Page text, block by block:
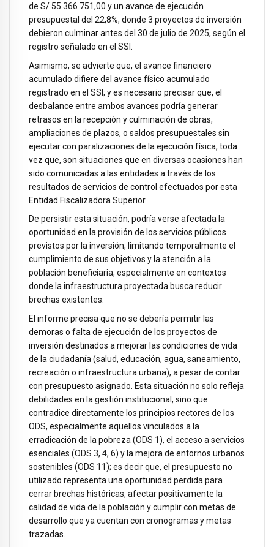
de S/ 55 366 751,00 y un avance de ejecución
presupuestal del 22,8%, donde 3 proyectos de inversión
debieron culminar antes del 30 de julio de 2025, según el
registro señalado en el SSI.
Asimismo, se advierte que, el avance financiero
acumulado difiere del avance físico acumulado
registrado en el SSI; y es necesario precisar que, el
desbalance entre ambos avances podría generar
retrasos en la recepción y culminación de obras,
ampliaciones de plazos, o saldos presupuestales sin
ejecutar con paralizaciones de la ejecución física, toda
vez que, son situaciones que en diversas ocasiones han
sido comunicadas a las entidades a través de los
resultados de servicios de control efectuados por esta
Entidad Fiscalizadora Superior.
De persistir esta situación, podría verse afectada la
oportunidad en la provisión de los servicios públicos
previstos por la inversión, limitando temporalmente el
cumplimiento de sus objetivos y la atención a la
población beneficiaria, especialmente en contextos
donde la infraestructura proyectada busca reducir
brechas existentes.
El informe precisa que no se debería permitir las
demoras o falta de ejecución de los proyectos de
inversión destinados a mejorar las condiciones de vida
de la ciudadanía (salud, educación, agua, saneamiento,
recreación o infraestructura urbana), a pesar de contar
con presupuesto asignado. Esta situación no solo refleja
debilidades en la gestión institucional, sino que
contradice directamente los principios rectores de los
ODS, especialmente aquellos vinculados a la
erradicación de la pobreza (ODS 1), el acceso a servicios
esenciales (ODS 3, 4, 6) y la mejora de entornos urbanos
sostenibles (ODS 11); es decir que, el presupuesto no
utilizado representa una oportunidad perdida para
cerrar brechas históricas, afectar positivamente la
calidad de vida de la población y cumplir con metas de
desarrollo que ya cuentan con cronogramas y metas
trazadas.